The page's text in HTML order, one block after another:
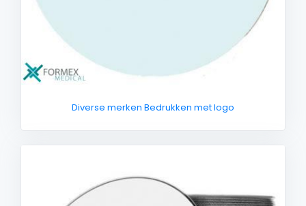
Diverse merken Bedrukken met logo